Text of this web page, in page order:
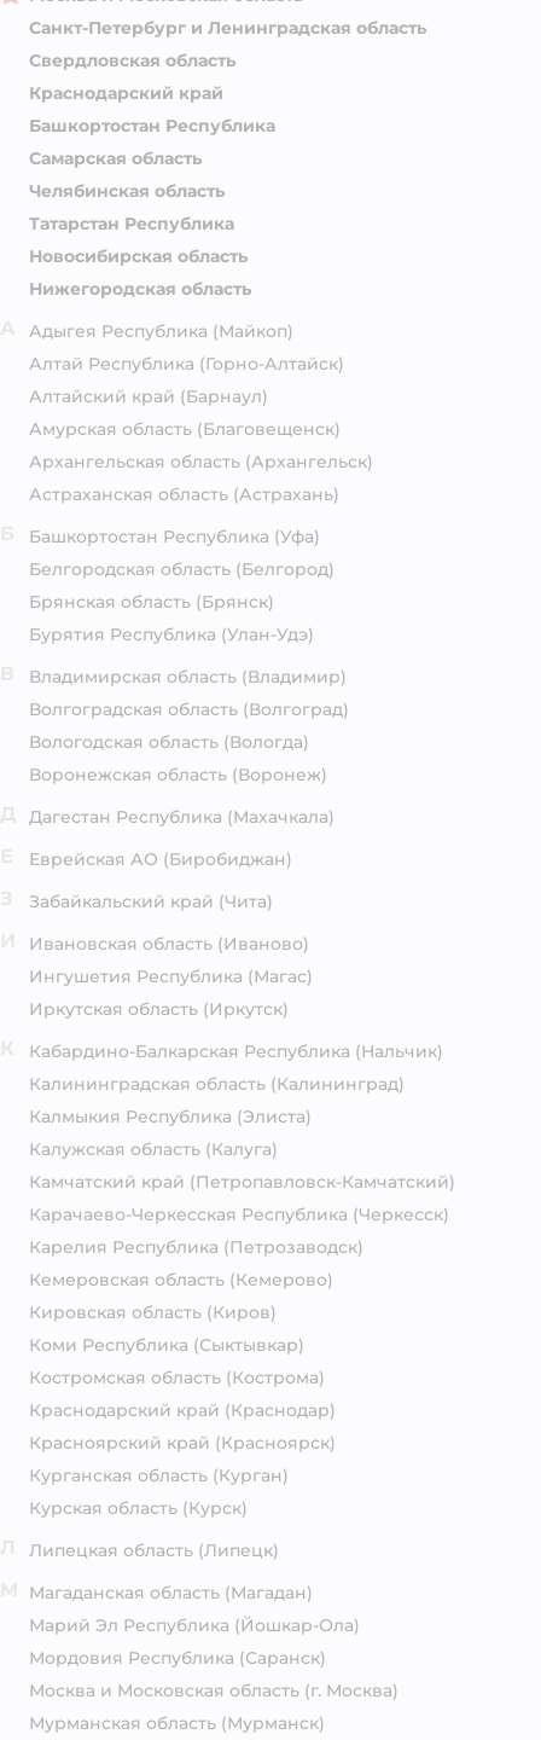
Санкт-Петербург и Ленинградская область
Свердловская область
Краснодарский край
Башкортостан Республика
Самарская область
Челябинская область
Татарстан Республика
Новосибирская область
Нижегородская область
Адыгея Республика (Майкоп)
Алтай Республика (Горно-Алтайск)
Алтайский край (Барнаул)
Амурская область (Благовещенск)
Архангельская область (Архангельск)
Астраханская область (Астрахань)
Башкортостан Республика (Уфа)
Белгородская область (Белгород)
Брянская область (Брянск)
Бурятия Республика (Улан-Удэ)
Владимирская область (Владимир)
Волгоградская область (Волгоград)
Вологодская область (Вологда)
Воронежская область (Воронеж)
Дагестан Республика (Махачкала)
Еврейская АО (Биробиджан)
Забайкальский край (Чита)
Ивановская область (Иваново)
Ингушетия Республика (Магас)
Иркутская область (Иркутск)
Кабардино-Балкарская Республика (Нальчик)
Калининградская область (Калининград)
Калмыкия Республика (Элиста)
Калужская область (Калуга)
Камчатский край (Петропавловск-Камчатский)
Карачаево-Черкесская Республика (Черкесск)
Карелия Республика (Петрозаводск)
Кемеровская область (Кемерово)
Кировская область (Киров)
Коми Республика (Сыктывкар)
Костромская область (Кострома)
Краснодарский край (Краснодар)
Красноярский край (Красноярск)
Курганская область (Курган)
Курская область (Курск)
Липецкая область (Липецк)
Магаданская область (Магадан)
Марий Эл Республика (Йошкар-Ола)
Мордовия Республика (Саранск)
Москва и Московская область (г. Москва)
Мурманская область (Мурманск)